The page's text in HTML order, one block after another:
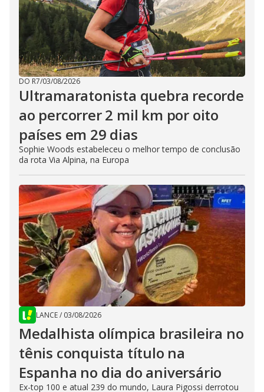
DO R7/03/08/2026
Ultramaratonista quebra recorde
ao percorrer 2 mil km por oito
países em 29 dias
Sophie Woods estabeleceu o melhor tempo de conclusão
da rota Via Alpina, na Europa
LANCE/ 03/08/2026
Medalhista olímpica brasileira no
tênis conquista título na
Espanha no dia do aniversário
Ex-top 100 e atual 239 do mundo, Laura Pigossi derrotou